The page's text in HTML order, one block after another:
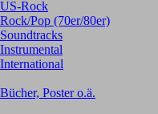
US-Rock
Rock/Pop (70er/80er)
Soundtracks
Instrumental
International
Bücher, Poster o.ä.